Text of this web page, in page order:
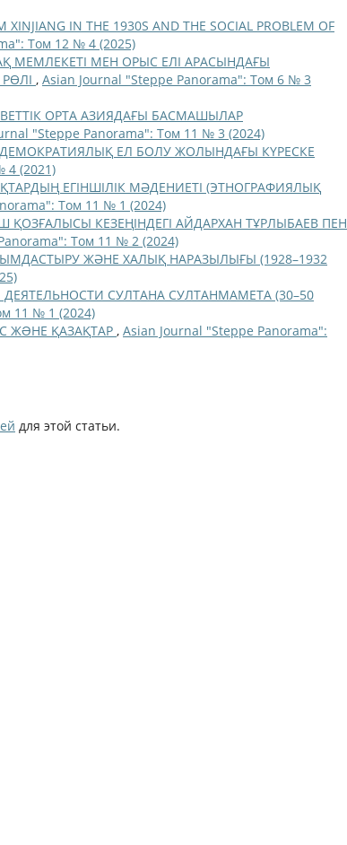
XINJIANG IN THE 1930S AND THE SOCIAL PROBLEM OF
Том 12 № 4 (2025)
МЕМЛЕКЕТІ МЕН ОРЫС ЕЛІ АРАСЫНДАҒЫ
, Asian Journal "Steppe Panorama": Том 6 № 3
ОРТА АЗИЯДАҒЫ БАСМАШЫЛАР
"Steppe Panorama": Том 11 № 3 (2024)
ДЕМОКРАТИЯЛЫҚ ЕЛ БОЛУ ЖОЛЫНДАҒЫ КҮРЕСКЕ
4 (2021)
ЕГІНШІЛІК МӘДЕНИЕТІ (ЭТНОГРАФИЯЛЫҚ
Том 11 № 1 (2024)
ҚОЗҒАЛЫСЫ КЕЗЕҢІНДЕГІ АЙДАРХАН ТҰРЛЫБАЕВ ПЕН
Том 11 № 2 (2024)
ЖӘНЕ ХАЛЫҚ НАРАЗЫЛЫҒЫ (1928–1932
СУЛТАНА СУЛТАНМАМЕТА (30–50
11 № 1 (2024)
ЖƏНЕ ҚАЗАҚТАР , Asian Journal "Steppe Panorama":
для этой статьи.